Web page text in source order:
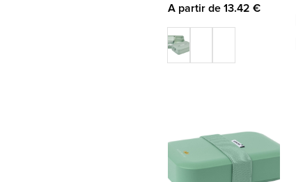
A partir de 13.42 €